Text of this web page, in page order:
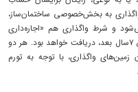
به بخش‌خصوصی ساختمان‌ساز،
و شرط واگذاری هم «اجاره‌داری
حداقل ۵ ساله» تعیین شده است. اما بهای زمین ۷سال بعد، دریافت خواهد بود. هر دو
اقساطی» بودن زمین‌های واگذاری، با توجه به تورم